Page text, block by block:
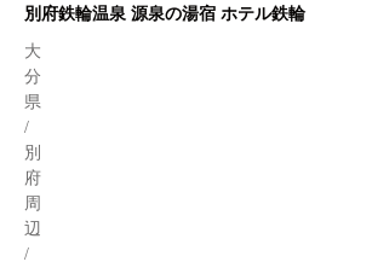
別府鉄輪温泉 源泉の湯宿 ホテル鉄輪
大
分
県
/
別
府
周
辺
/